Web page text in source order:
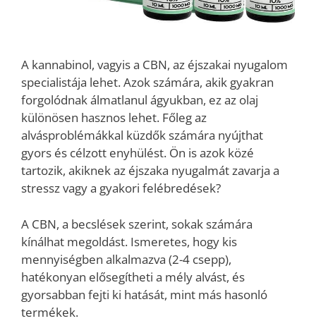
A kannabinol, vagyis a CBN, az éjszakai nyugalom
specialistája lehet. Azok számára, akik gyakran
forgolódnak álmatlanul ágyukban, ez az olaj
különösen hasznos lehet. Főleg az
alvásproblémákkal küzdők számára nyújthat
gyors és célzott enyhülést. Ön is azok közé
tartozik, akiknek az éjszaka nyugalmát zavarja a
stressz vagy a gyakori felébredések?
A CBN, a becslések szerint, sokak számára
kínálhat megoldást. Ismeretes, hogy kis
mennyiségben alkalmazva (2-4 csepp),
hatékonyan elősegítheti a mély alvást, és
gyorsabban fejti ki hatását, mint más hasonló
termékek.